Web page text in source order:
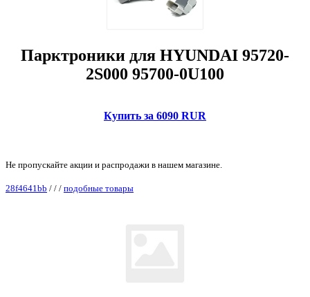
Парктроники для HYUNDAI 95720-
2S000 95700-0U100
Купить за 6090 RUR
Не пропускайте акции и распродажи в нашем магазине.
28f4641bb / / / подобные товары